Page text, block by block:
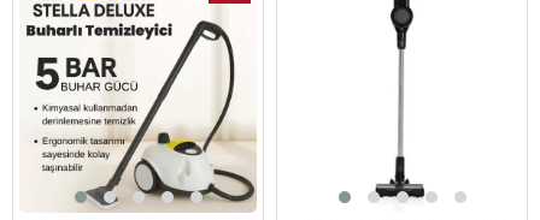
%18İndirim